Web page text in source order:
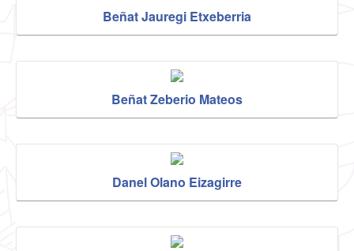
Beñat Jauregi Etxeberria
Beñat Zeberio Mateos
Danel Olano Eizagirre